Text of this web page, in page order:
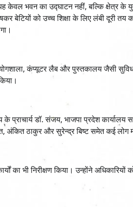
केवल भवन का उद्घाटन नहीं, बल्कि क्षेत्र के
बेटियों को उच्च शिक्षा के लिए लंबी दूरी
कंप्यूटर लैब और पुस्तकालय जैसी
प्राचार्य डॉ. संजय, भाजपा प्रदेश कार्यालय
अंकित ठाकुर और सुरेन्द्र बिष्ट समेत कई लोग
का भी निरीक्षण किया। उन्होंने